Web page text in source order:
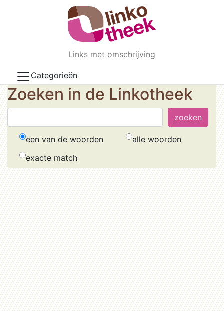
Skip to main content
Links met omschrijving
Categorieën
Zoeken in de Linkotheek
een van de woorden
alle woorden
exacte match